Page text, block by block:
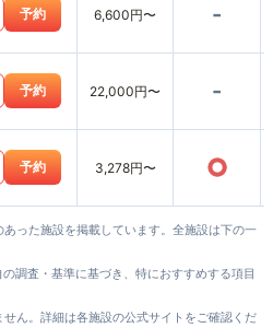
予約 6,600円〜 -
予約 22,000円〜 -
予約 3,278円〜 ○
った施設を掲載しています。全施設は下の一
調査・基準に基づき、特におすすめする項目
ん。詳細は各施設の公式サイトをご確認くだ